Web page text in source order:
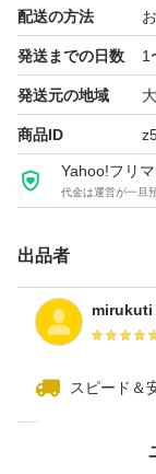
配送の方法
発送までの日数 1
発送元の地域
商品ID
Yahoo!フリ
代金は運営が一旦
出品者
mirukuti
スピード＆
価格の